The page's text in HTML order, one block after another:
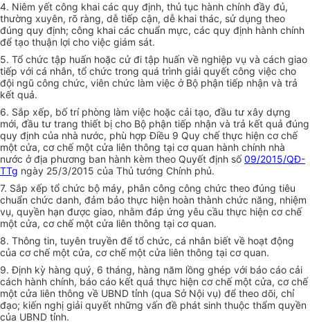
4. Niêm yết công khai các quy định, thủ tục hành chính đầy đủ,
thường xuyên, rõ ràng, dễ tiếp cận, dễ khai thác, sử dụng theo
đúng quy định; công khai các chuẩn mực, các quy định hành chính
để tạo thuận lợi cho việc giám sát.
5. Tổ chức tập huấn hoặc cử đi tập huấn về nghiệp vụ và cách giao
tiếp với cá nhân, tổ chức trong quá trình giải quyết công việc cho
đội ngũ công chức, viên chức làm việc ở Bộ phận tiếp nhận và trả
kết quả.
6. Sắp xếp, bố trí phòng làm việc hoặc cải tạo, đầu tư xây dựng
mới, đầu tư trang thiết bị cho Bộ phận tiếp nhận và trả kết quả đúng
quy định của nhà nước, phù hợp Điều 9 Quy chế thực hiện cơ chế
một cửa, cơ chế một cửa liên thông tại cơ quan hành chính nhà
nước ở địa phương ban hành kèm theo Quyết định số09/2015/QĐ-
TTg ngày 25/3/2015 của Thủ tướng Chính phủ.
7. Sắp xếp tổ chức bộ máy, phân công công chức theo đúng tiêu
chuẩn chức danh, đảm bảo thực hiện hoàn thành chức năng, nhiệm
vụ, quyền hạn được giao, nhằm đáp ứng yêu cầu thực hiện cơ chế
một cửa, cơ chế một cửa liên thông tại cơ quan.
8. Thông tin, tuyên truyền để tổ chức, cá nhân biết về hoạt động
của cơ chế một cửa, cơ chế một cửa liên thông tại cơ quan.
9. Định kỳ hàng quý, 6 tháng, hàng năm lồng ghép với báo cáo cải
cách hành chính, báo cáo kết quả thực hiện cơ chế một cửa, cơ chế
một cửa liên thông về UBND tỉnh (qua Sở Nội vụ) để theo dõi, chỉ
đạo; kiến nghị giải quyết những vấn đề phát sinh thuộc thẩm quyền
của UBND tỉnh.